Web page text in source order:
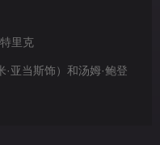
里克
亚当斯饰）和汤姆·鲍登